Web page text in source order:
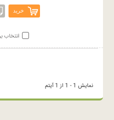
خرید
انتخاب
نمایش 1 - 1 از 1 آیتم